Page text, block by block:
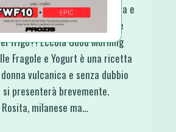
semplice, senza cottura e
consumare un po’ di quelle
frigo?! Eccola Good Morning
Fragole e Yogurt è una ricetta
vulcanica e senza dubbio
presenterà brevemente.
milanese ma…